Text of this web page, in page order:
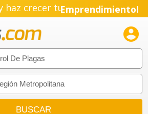
haz crecer tuEmprendimiento!
